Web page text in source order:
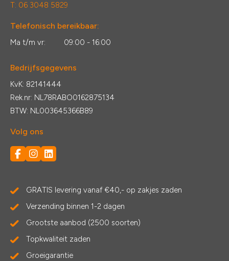
T: 06 3048 5829
Telefonisch bereikbaar:
Ma t/m vr: 09:00 - 16:00
Bedrijfsgegevens
KvK: 82141444
Rek.nr: NL78RABO0162875134
BTW: NL003645366B89
Volg ons
GRATIS levering vanaf €40,- op zakjes zaden
Verzending binnen 1-2 dagen
Grootste aanbod (2500 soorten)
Topkwaliteit zaden
Groeigarantie